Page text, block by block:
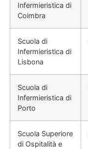
Infermieristica di
Coimbra
Scuola di
Infermieristica di
Lisbona
Scuola di
Infermieristica di
Porto
Scuola Superiore
di Ospitalità e